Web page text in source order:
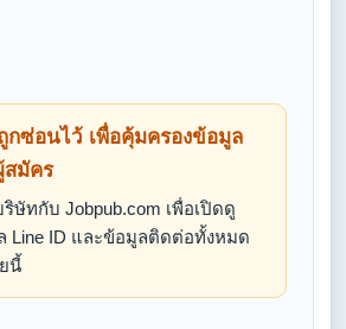
ซ่อนไว้ เพื่อคุ้มครองข้อมูล
สมัคร
ษัทกับ Jobpub.com เพื่อเปิดดู
Line ID และข้อมูลติดต่อทั้งหมด
นี้